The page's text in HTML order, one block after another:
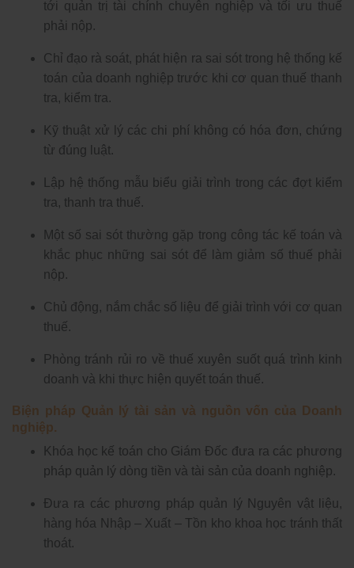
tới quản trị tài chính chuyên nghiệp và tối ưu thuế
phải nộp.
Chỉ đạo rà soát, phát hiện ra sai sót trong hệ thống kế
toán của doanh nghiệp trước khi cơ quan thuế thanh
tra, kiểm tra.
Kỹ thuật xử lý các chi phí không có hóa đơn, chứng
từ đúng luật.
Lập hệ thống mẫu biểu giải trình trong các đợt kiểm
tra, thanh tra thuế.
Một số sai sót thường gặp trong công tác kế toán và
khắc phục những sai sót để làm giảm số thuế phải
nộp.
Chủ động, nắm chắc số liệu để giải trình với cơ quan
thuế.
Phòng tránh rủi ro về thuế xuyên suốt quá trình kinh
doanh và khi thực hiện quyết toán thuế.
Biện pháp Quản lý tài sản và nguồn vốn của Doanh
nghiệp.
Khóa học kế toán cho Giám Đốc đưa ra các phương
pháp quản lý dòng tiền và tài sản của doanh nghiệp.
Đưa ra các phương pháp quản lý Nguyên vật liệu,
hàng hóa Nhập – Xuất – Tồn kho khoa học tránh thất
thoát.